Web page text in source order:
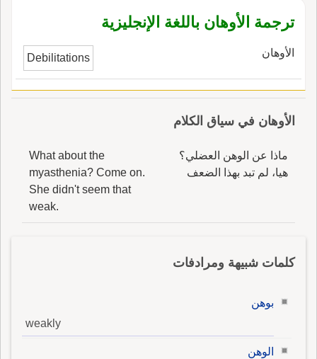
ترجمة الأوهان باللغة الإنجليزية
الأوهان Debilitations
الأوهان في سياق الكلام
ماذا عن الوهن العضلي؟
هيا، لم تبد بهذا الضعف
What about the
myasthenia? Come on.
She didn't seem that
weak.
كلمات شبيهة ومرادفات
بوهن
weakly
الوهن